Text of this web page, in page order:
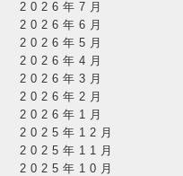
2026年7月
2026年6月
2026年5月
2026年4月
2026年3月
2026年2月
2026年1月
2025年12月
2025年11月
2025年10月